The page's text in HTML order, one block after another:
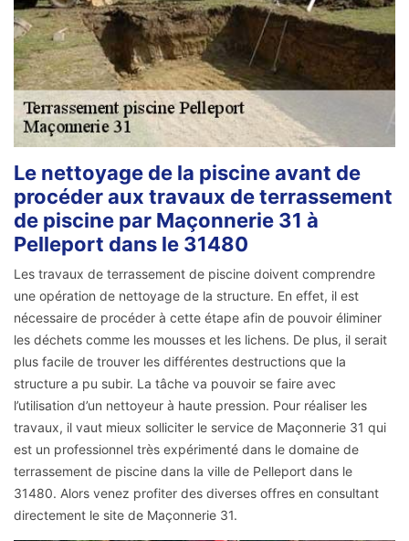
Le nettoyage de la piscine avant de
procéder aux travaux de terrassement
de piscine par Maçonnerie 31 à
Pelleport dans le 31480
Les travaux de terrassement de piscine doivent comprendre
une opération de nettoyage de la structure. En effet, il est
nécessaire de procéder à cette étape afin de pouvoir éliminer
les déchets comme les mousses et les lichens. De plus, il serait
plus facile de trouver les différentes destructions que la
structure a pu subir. La tâche va pouvoir se faire avec
l’utilisation d’un nettoyeur à haute pression. Pour réaliser les
travaux, il vaut mieux solliciter le service de Maçonnerie 31 qui
est un professionnel très expérimenté dans le domaine de
terrassement de piscine dans la ville de Pelleport dans le
31480. Alors venez profiter des diverses offres en consultant
directement le site de Maçonnerie 31.